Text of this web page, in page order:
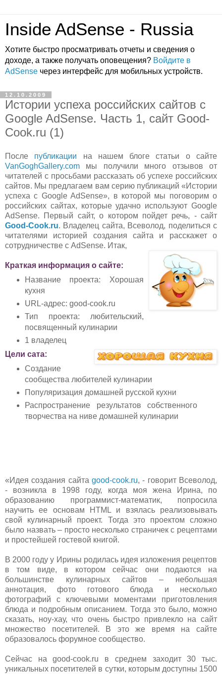
Inside AdSense - Russia
Хотите быстро просматривать отчеты и сведения о
доходе, а также получать оповещения? Войдите в
AdSense через интерфейс для мобильных устройств.
12.10.2009
Истории успеха российских сайтов с
Google AdSense. Часть 1, сайт Good-
Cook.ru (1)
После публикации на нашем блоге статьи о сайте
VanGoghGallery.com мы получили много отзывов от
читателей с просьбами рассказать об успехе российских
сайтов. Мы предлагаем вам серию публикаций «Истории
успеха с Google AdSense», в которой мы поговорим о
российских сайтах, которые удачно используют Google
AdSense. Первый сайт, о котором пойдет речь, - сайт
Good-Cook.ru. Владелец сайта, Всеволод, поделиться с
читателями историей создания сайта и расскажет о
сотрудничестве с AdSense. Итак,
Краткая информация о сайте:
Название проекта: Хорошая
кухня
URL-адрес: good-cook.ru
Тип проекта: любительский,
посвященный кулинарии
1 владелец
Цели сата:
Создание
сообщества любителей кулинарии
Популяризация домашней русской кухни
Распространение результатовсобственного
творчества на ниве домашней кулинарии
«Идея создания сайта good-cook.ru, - говорит Всеволод,
- возникла в 1998 году, когда моя жена Ирина, по
образованию программист-математик, попросила
научить ее основам HTML и взялась реализовывать
свой кулинарный проект. Тогда это проектом сложно
было назвать – просто несколько страничек с рецептами
и простейшей гостевой книгой.
В 2000 году у Ирины родилась идея изложения рецептов
в том виде, в котором сейчас они подаются на
большинстве кулинарных сайтов – небольшая
аннотация, фото готового блюда и несколько
фотографий с ключевыми моментами приготовления
блюда и подробным описанием. Тогда это было, можно
сказать, ноу-хау, что очень быстро привлекло на сайт
множество посетителей. В это же время на сайте
образовалось форумное сообщество.
Сейчас на good-cook.ru в среднем заходит 30 тыс.
уникальных посетителей в сутки, которым доступны 1500